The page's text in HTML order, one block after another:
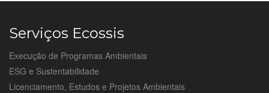
Serviços Ecossis
Execução de Programas Ambientais
ESG e Sustentabilidade
Licenciamento, Estudos e Projetos Ambientais